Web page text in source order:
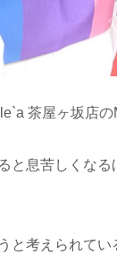
茶屋ヶ坂店の
と息苦しくなる
と考えられてい